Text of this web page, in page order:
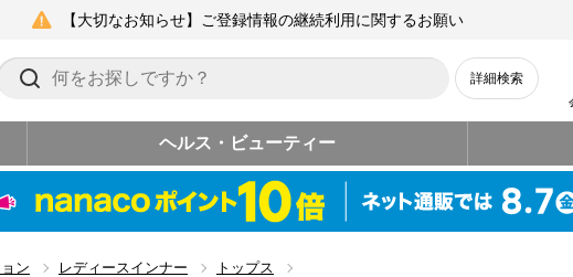
【大切なお知らせ】ご登録情報の継続利用に関するお願い
詳細検索
ヘルス・ビューティー
ン レディースインナー
トップス